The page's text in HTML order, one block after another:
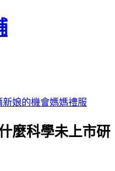
娘的機會媽媽禮服
麼科學未上市研